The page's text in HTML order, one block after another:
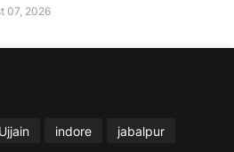
07, 2026
Ujjain indore jabalpur